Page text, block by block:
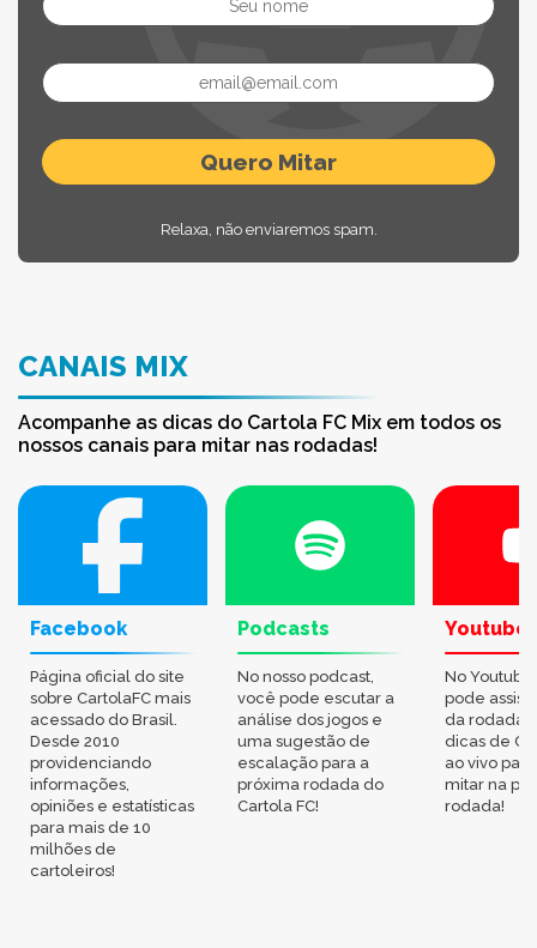
Relaxa, não enviaremos spam.
CANAIS MIX
Acompanhe as dicas do Cartola FC Mix em todos os
nossos canais para mitar nas rodadas!
Facebook
Página oficial do site
sobre CartolaFC mais
acessado do Brasil.
Desde 2010
providenciando
informações,
opiniões e estatísticas
para mais de 10
milhões de
cartoleiros!
Podcasts
No nosso podcast,
você pode escutar a
análise dos jogos e
uma sugestão de
escalação para a
próxima rodada do
Cartola FC!
Youtube
No
pode
da rodada,
dicas de
ao vivo
mitar na
rodada!